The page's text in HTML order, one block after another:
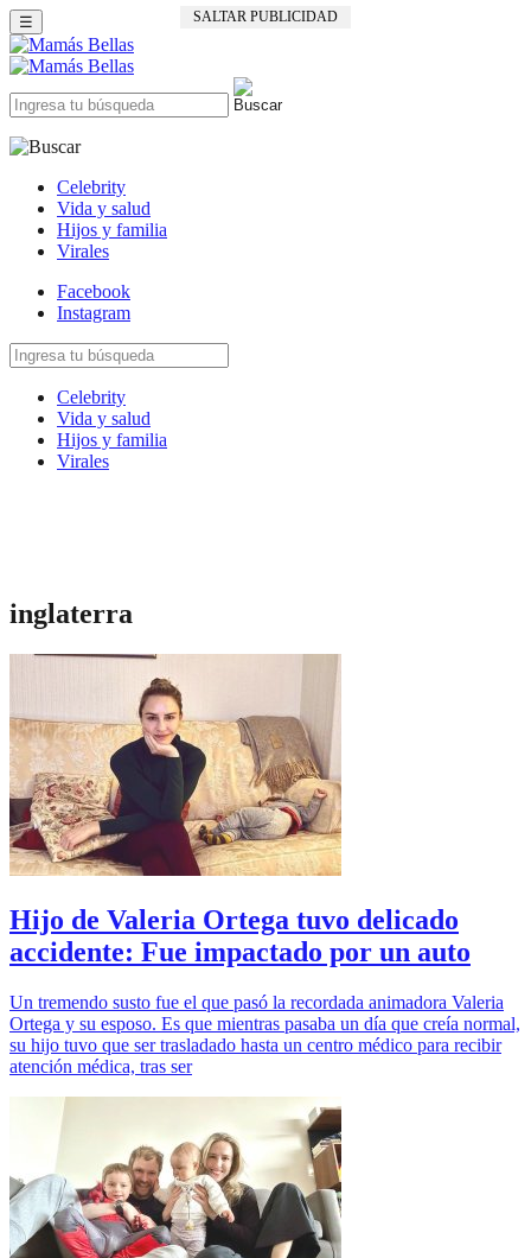
SALTAR PUBLICIDAD
☰
Celebrity
Vida y salud
Hijos y familia
Virales
Facebook
Instagram
Celebrity
Vida y salud
Hijos y familia
Virales
inglaterra
Hijo de Valeria Ortega tuvo delicado
accidente: Fue impactado por un auto
Un tremendo susto fue el que pasó la recordada animadora Valeria
Ortega y su esposo. Es que mientras pasaba un día que creía normal,
su hijo tuvo que ser trasladado hasta un centro médico para recibir
atención médica, tras ser